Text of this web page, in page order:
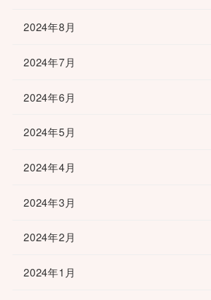
2024年8月
2024年7月
2024年6月
2024年5月
2024年4月
2024年3月
2024年2月
2024年1月